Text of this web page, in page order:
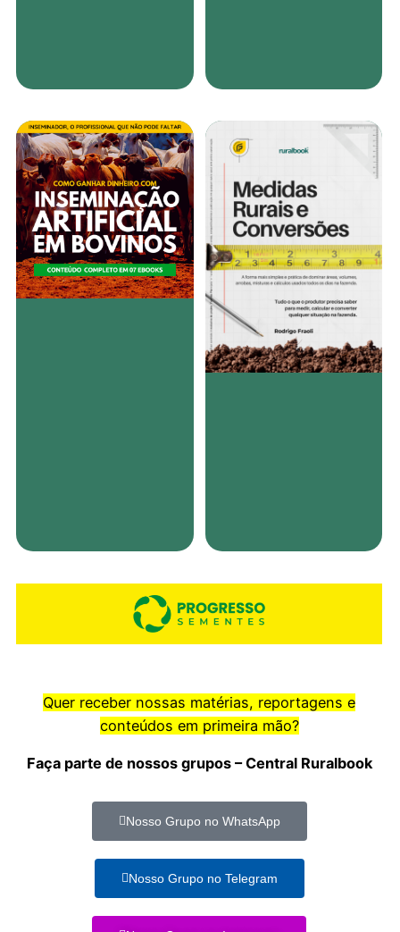
Quer receber nossas matérias, reportagens e
conteúdos em primeira mão?
Faça parte de nossos grupos – Central Ruralbook
Nosso Grupo no WhatsApp
Nosso Grupo no Telegram